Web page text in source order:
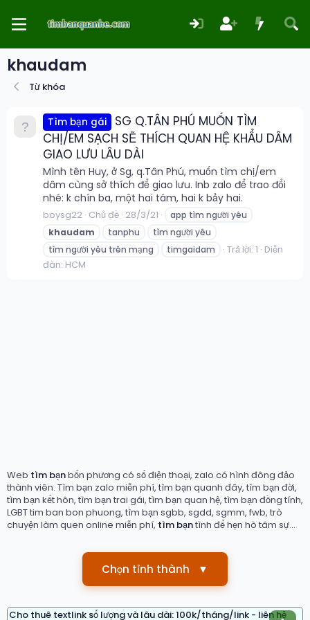
khaudam
Từ khóa
Tìm bạn gái
SG Q.TÂN PHÚ MUỐN TÌM
CHỊ/EM SẠCH SẼ THÍCH QUAN HỆ KHẨU DÂM
GIAO LƯU LÂU DÀI
Mình tên Huy, ở Sg, q.Tân Phú, muốn tìm chị/em
dâm cùng sở thích để giao lưu. Inb zalo để trao đổi
nhé: k chín ba, một hai tám, hai k bảy hai.
boysg22 Chủ đề 28/3/21
app tìm người yêu
khaudam
tanphu
tìm người yêu
tìm người yêu trên mạng
timgaidam Trả lời: 1 Diễn
đàn: HCM
Web tìm bạnbốn phương có số điện thoại, zalo có hình đông đảo
thành viên. Tìm bạn zalo miễn phí, tìm bạn quanh đây, tìm bạn đời,
tìm bạn kết hôn, tìm bạn trai gái, tìm bạn quan hệ, tìm bạn đồng tính,
LGBT tim ban bon phuong, tìm bạn sgbb, sgdd, sgmm, fwb, trò
chuyện làm quen online miễn phí, tìm bạntình để hẹn hò tâm sự...
Chọn tỉnh thành ▼
Cho thuê textlink số lượng và lâu dài: 100k/tháng/link - liên hệ